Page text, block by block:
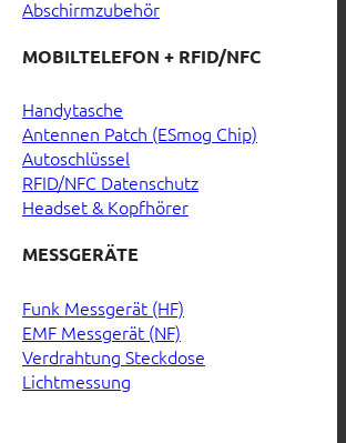
Abschirmzubehör
MOBILTELEFON + RFID/NFC
Handytasche
Antennen Patch (ESmog Chip)
Autoschlüssel
RFID/NFC Datenschutz
Headset & Kopfhörer
MESSGERÄTE
Funk Messgerät (HF)
EMF Messgerät (NF)
Verdrahtung Steckdose
Lichtmessung